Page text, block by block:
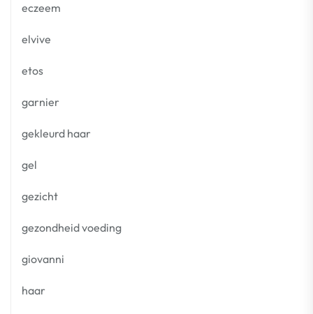
eczeem
elvive
etos
garnier
gekleurd haar
gel
gezicht
gezondheid voeding
giovanni
haar